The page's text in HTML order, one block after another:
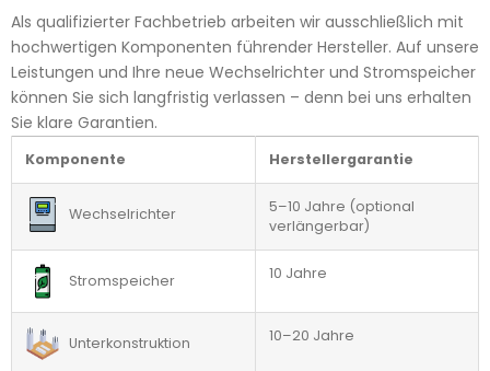
Als qualifizierter Fachbetrieb arbeiten wir ausschließlich mit
hochwertigen Komponenten führender Hersteller. Auf unsere
Leistungen und Ihre neue Wechselrichter und Stromspeicher
können Sie sich langfristig verlassen – denn bei uns erhalten
Sie klare Garantien.
Komponente Herstellergarantie
Wechselrichter
5–10 Jahre (optional
verlängerbar)
Stromspeicher 10 Jahre
Unterkonstruktion 10–20 Jahre